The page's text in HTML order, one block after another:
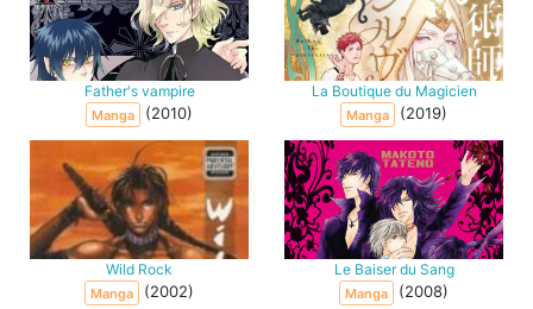
Father's vampire
Manga (2010)
La Boutique du Magicien
Manga (2019)
Wild Rock
Manga (2002)
Le Baiser du Sang
Manga (2008)